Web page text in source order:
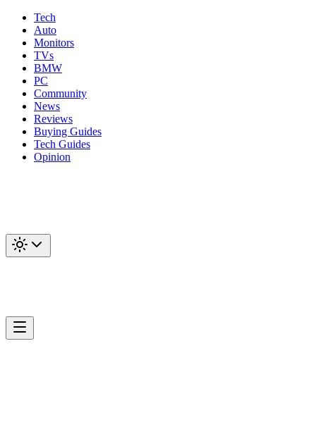
Tech
Auto
Monitors
TVs
BMW
PC
Community
News
Reviews
Buying Guides
Tech Guides
Opinion